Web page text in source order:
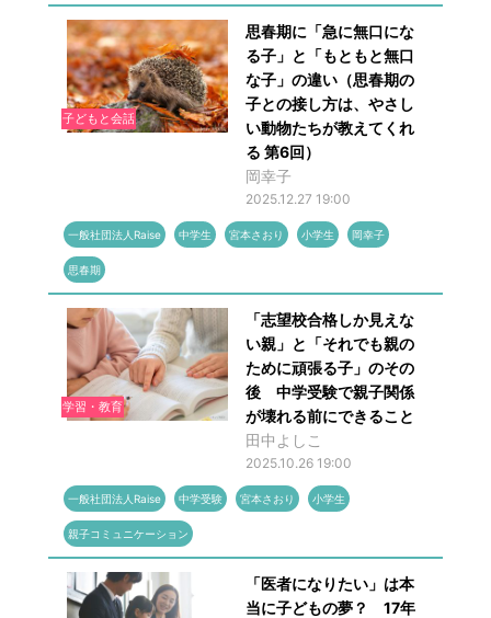
子どもと会話
思春期に「急に無口にな
る子」と「もともと無口
な子」の違い（思春期の
子との接し方は、やさし
い動物たちが教えてくれ
る 第6回）
岡幸子
2025.12.27 19:00
一般社団法人Raise 中学生 宮本さおり 小学生 岡幸子
思春期
学習・教育
「志望校合格しか見えな
い親」と「それでも親の
ために頑張る子」のその
後 中学受験で親子関係
が壊れる前にできること
田中よしこ
2025.10.26 19:00
一般社団法人Raise 中学受験 宮本さおり 小学生
親子コミュニケーション
「医者になりたい」は本
当に子どもの夢？ 17年